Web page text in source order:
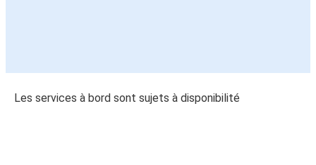
Les services à bord sont sujets à disponibilité